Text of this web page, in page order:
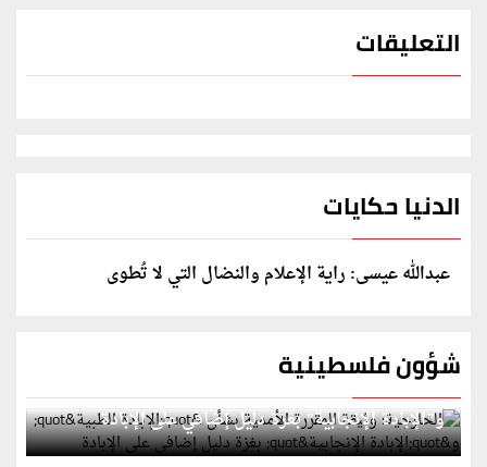
التعليقات
الدنيا حكايات
عبدالله عيسى: راية الإعلام والنضال التي لا تُطوى
شؤون فلسطينية
الخارجية: وثيقة المقررة الأممية بشأن "الإبادة الطبية"
و"الإبادة الإنجابية" بغزة دليل إضافي على الإبادة